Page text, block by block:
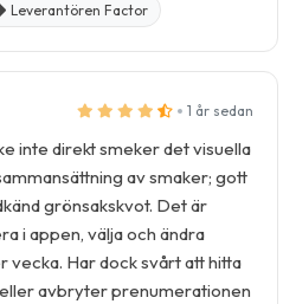
Leverantören Factor
1 år sedan
inte direkt smeker det visuella
av smaker; gott
grönsakskvot. Det är
i appen, välja och ändra
vecka. Har dock svårt att hitta
avbryter prenumerationen